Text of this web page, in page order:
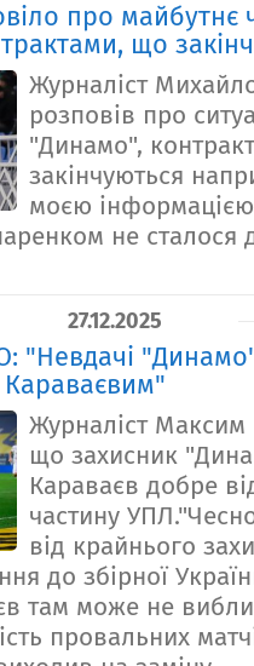
про майбутнє
що
Журналіст
розповів про
"Динамо",
закінчуються
моєю
не сталося
27.12.2025
"Невдачі
Караваєвим"
Журналіст Максим
що захисник
Караваєв добре
частину
від крайнього
до збірної
там може не
провальних